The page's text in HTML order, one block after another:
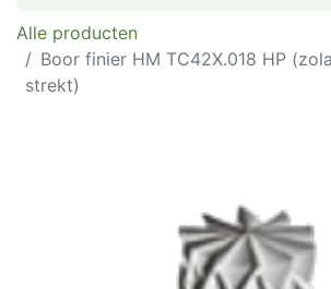
Alle producten
Boor finier HM TC42X.018 HP
strekt)